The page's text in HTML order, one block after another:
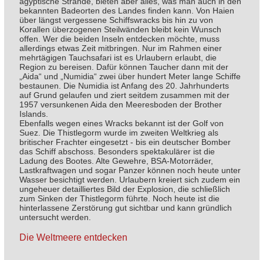
bekannten Badeorten des Landes finden kann. Von Haien
über längst vergessene Schiffswracks bis hin zu von
Korallen überzogenen Steilwänden bleibt kein Wunsch
offen. Wer die beiden Inseln entdecken möchte, muss
allerdings etwas Zeit mitbringen. Nur im Rahmen einer
mehrtägigen Tauchsafari ist es Urlaubern erlaubt, die
Region zu bereisen. Dafür können Taucher dann mit der
„Aida“ und „Numidia“ zwei über hundert Meter lange Schiffe
bestaunen. Die Numidia ist Anfang des 20. Jahrhunderts
auf Grund gelaufen und ziert seitdem zusammen mit der
1957 versunkenen Aida den Meeresboden der Brother
Islands.
Ebenfalls wegen eines Wracks bekannt ist der Golf von
Suez. Die Thistlegorm wurde im zweiten Weltkrieg als
britischer Frachter eingesetzt - bis ein deutscher Bomber
das Schiff abschoss. Besonders spektakulärer ist die
Ladung des Bootes. Alte Gewehre, BSA-Motorräder,
Lastkraftwagen und sogar Panzer können noch heute unter
Wasser besichtigt werden. Urlaubern kreiert sich zudem ein
ungeheuer detailliertes Bild der Explosion, die schließlich
zum Sinken der Thistlegorm führte. Noch heute ist die
hinterlassene Zerstörung gut sichtbar und kann gründlich
untersucht werden.
Die Weltmeere entdecken